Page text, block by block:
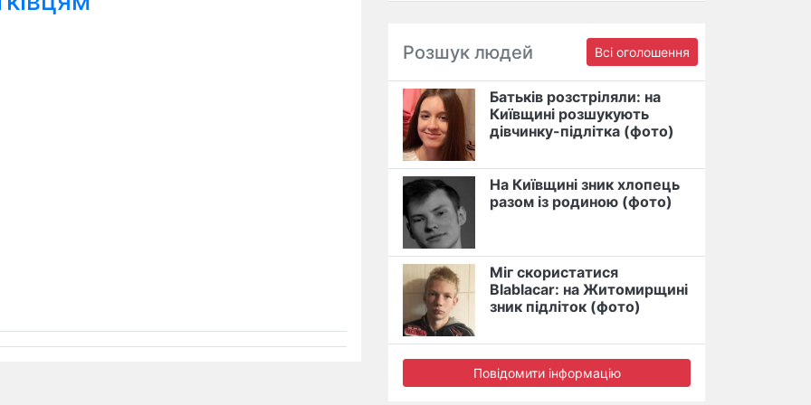
Розшук людей Всі оголошення
Батьків розстріляли: на
Київщині розшукують
дівчинку-підлітка (фото)
На Київщині зник хлопець
разом із родиною (фото)
Міг скористатися
Blablacar: на Житомирщині
зник підліток (фото)
Повідомити інформацію